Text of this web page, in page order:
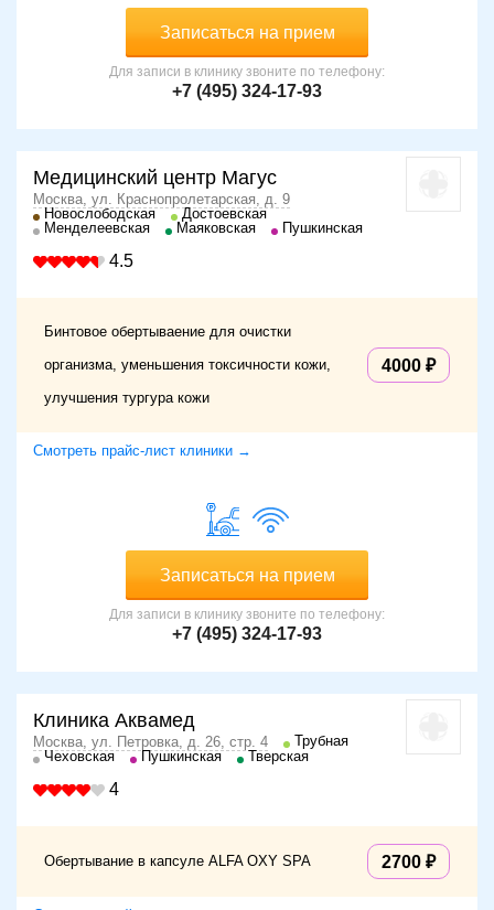
Записаться на прием
Для записи в клинику звоните по телефону:
+7 (495) 324-17-93
Медицинский центр Магус
Москва, ул. Краснопролетарская, д. 9
Новослободская
Достоевская
Менделеевская
Маяковская Пушкинская
4.5
Бинтовое обертываение для очистки
организма, уменьшения токсичности кожи,
улучшения тургура кожи
4000
Смотреть прайс-лист клиники →
Записаться на прием
Для записи в клинику звоните по телефону:
+7 (495) 324-17-93
Клиника Аквамед
Москва, ул. Петровка, д. 26, стр. 4
Трубная
Чеховская
Пушкинская Тверская
4
Обертывание в капсуле ALFA OXY SPA 2700